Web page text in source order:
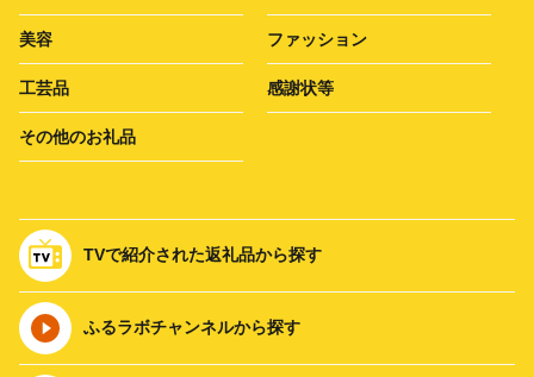
美容 ファッション
工芸品 感謝状等
その他のお礼品
TVで紹介された返礼品から探す
ふるラボチャンネルから探す